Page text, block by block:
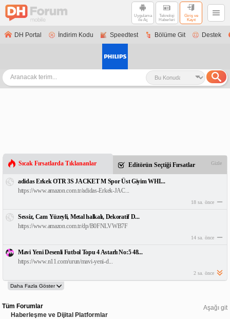
Uygulama
ile Aç
Teknoloji
Haberleri
Giriş ve
Kayıt
DH Portal İndirim Kodu Speedtest Bölüme Git Destek
Sıcak Fırsatlarda Tıklananlar Editörün Seçtiği Fırsatlar Gizle
adidas Erkek OTR 3S JACKET M Spor Üst Giyim WHI...
https://www.amazon.com.tr/adidas-Erkek-JAC...
18 sa. önce
Sessiz, Cam Yüzeyli, Metal halkalı, Dekoratif D...
https://www.amazon.com.tr/dp/B0FNLVWB7F
14 sa. önce
Mavi Yeni Desenli Futbol Topu 4 Astarlı No:5 48...
https://www.n11.com/urun/mavi-yeni-d...
2 sa. önce
Aşağı git
Tüm Forumlar
Haberleşme ve Dijital Platformlar